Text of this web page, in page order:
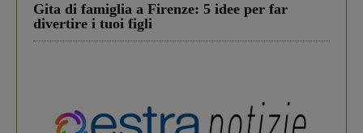
Gita di famiglia a Firenze: 5 idee per far
divertire i tuoi figli